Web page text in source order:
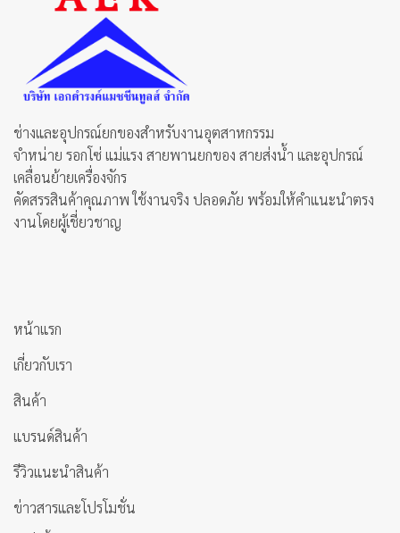
ช่างและอุปกรณ์ยกของสำหรับงานอุตสาหกรรม
จำหน่าย รอกโซ่ แม่แรง สายพานยกของ สายส่งน้ำ และอุปกรณ์
เคลื่อนย้ายเครื่องจักร
คัดสรรสินค้าคุณภาพ ใช้งานจริง ปลอดภัย พร้อมให้คำแนะนำตรง
งานโดยผู้เชี่ยวชาญ
หน้าแรก
เกี่ยวกับเรา
สินค้า
แบรนด์สินค้า
รีวิวแนะนำสินค้า
ข่าวสารและโปรโมชั่น